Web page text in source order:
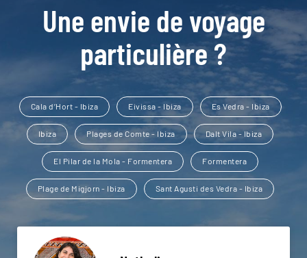
Une envie de voyage
particulière ?
Cala d’Hort - Ibiza Eivissa - Ibiza Es Vedra - Ibiza
Ibiza Plages de Comte - Ibiza Dalt Vila - Ibiza
El Pilar de la Mola - Formentera Formentera
Plage de Migjorn - Ibiza Sant Agusti des Vedra - Ibiza